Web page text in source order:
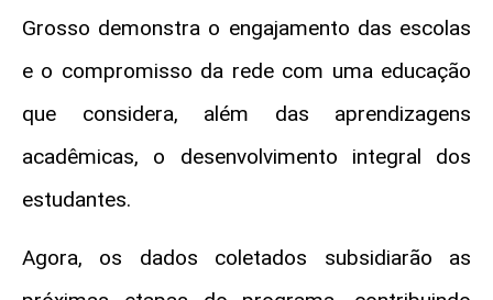
Grosso demonstra o engajamento das escolas
e o compromisso da rede com uma educação
que considera, além das aprendizagens
acadêmicas, o desenvolvimento integral dos
estudantes.
Agora, os dados coletados subsidiarão as